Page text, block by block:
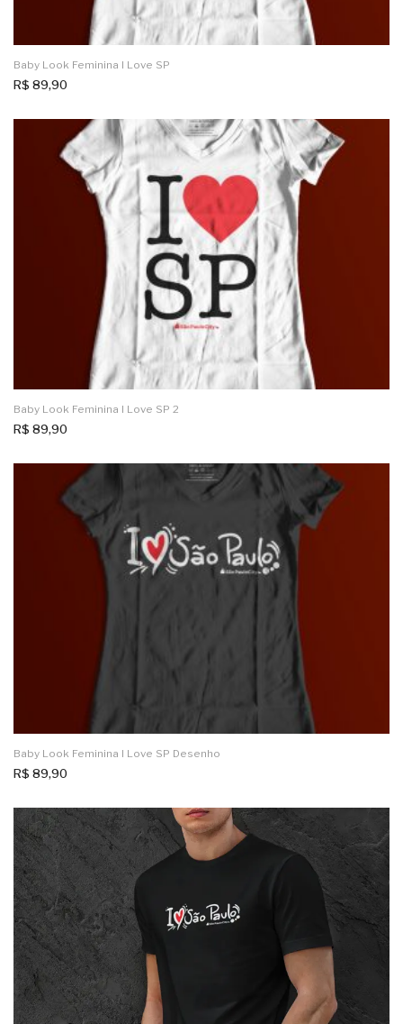
Baby Look Feminina I Love SP
R$ 89,90
Baby Look Feminina I Love SP 2
R$ 89,90
Baby Look Feminina I Love SP Desenho
R$ 89,90